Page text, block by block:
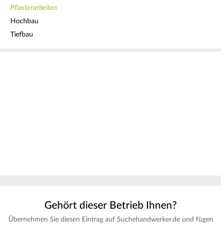
Pflasterarbeiten
Hochbau
Tiefbau
Gehört dieser Betrieb Ihnen?
Übernehmen Sie diesen Eintrag auf Suchehandwerker.de und fügen